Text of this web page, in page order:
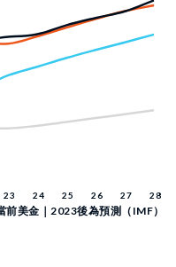
前美金｜2023後為預測（IMF）